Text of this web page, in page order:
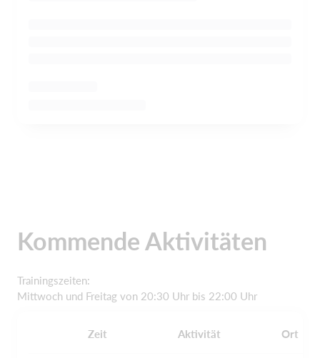
Kommende Aktivitäten
Trainingszeiten:
Mittwoch und Freitag von 20:30 Uhr bis 22:00 Uhr
Zeit Aktivität Ort